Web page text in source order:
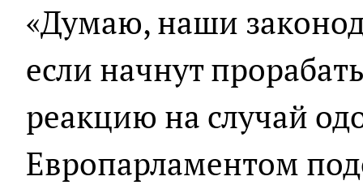
«Думаю, наши
если начнут
реакцию на случай
Европарламентом